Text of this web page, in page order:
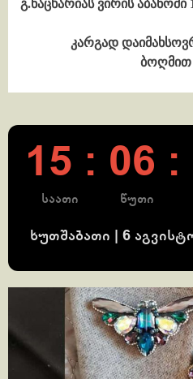
Reading
გ.ნაცხარიას ვირის აბანოში
კარგად
ბოღმით
15 : 06 :
საათი წუთი
ხუთშაბათი | 6